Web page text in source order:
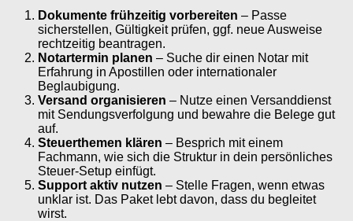
Dokumente frühzeitig vorbereiten – Passe
sicherstellen, Gültigkeit prüfen, ggf. neue Ausweise
rechtzeitig beantragen.
Notartermin planen – Suche dir einen Notar mit
Erfahrung in Apostillen oder internationaler
Beglaubigung.
Versand organisieren – Nutze einen Versanddienst
mit Sendungsverfolgung und bewahre die Belege gut
auf.
Steuerthemen klären – Besprich mit einem
Fachmann, wie sich die Struktur in dein persönliches
Steuer-Setup einfügt.
Support aktiv nutzen – Stelle Fragen, wenn etwas
unklar ist. Das Paket lebt davon, dass du begleitet
wirst.